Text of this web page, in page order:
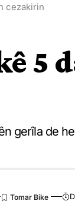
cezakirin
5
gerîla de